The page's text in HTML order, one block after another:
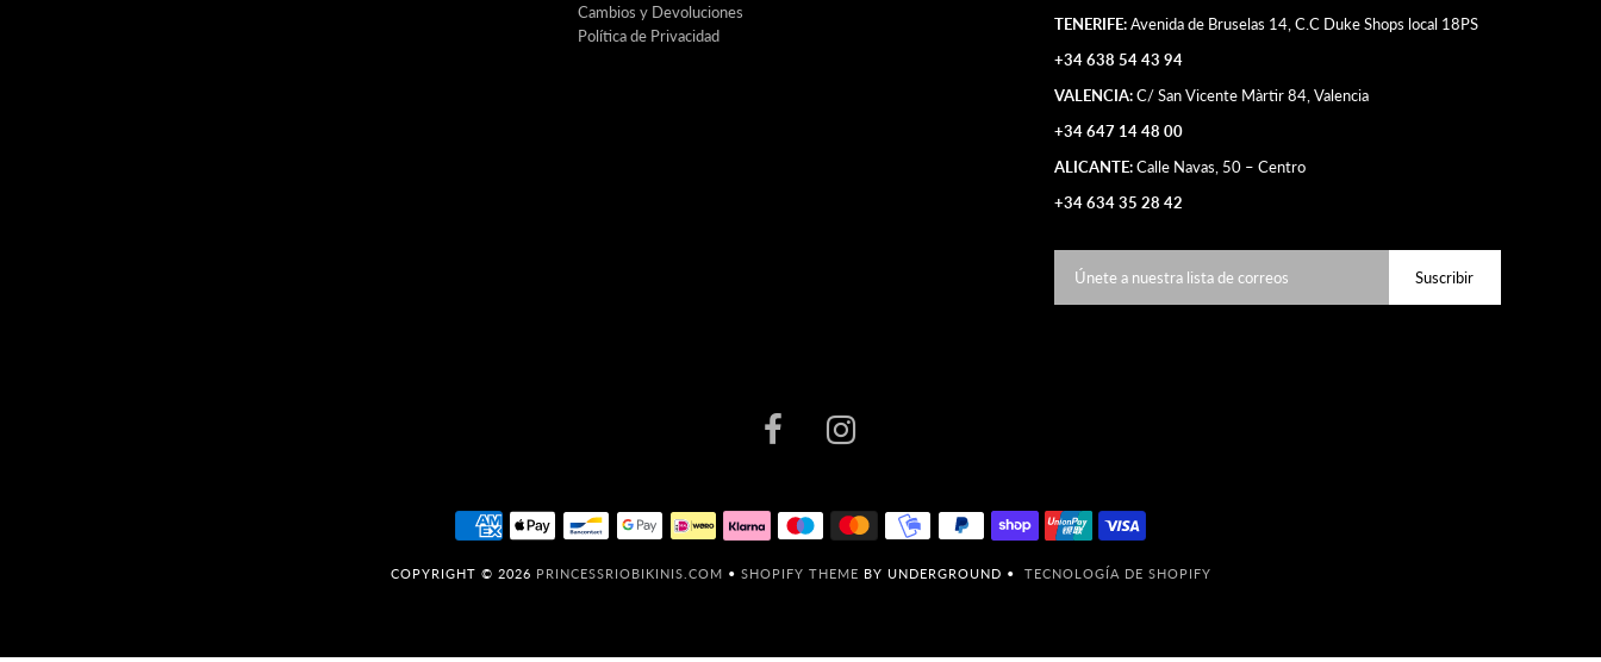
Cambios y Devoluciones
Política de Privacidad
TENERIFE:Avenida de Bruselas 14, C.C Duke Shops local 18PS
+34 638 54 43 94
VALENCIA:C/ San Vicente Màrtir 84, Valencia
+34 647 14 48 00
ALICANTE:Calle Navas, 50 – Centro
+34 634 35 28 42
COPYRIGHT © 2026 PRINCESSRIOBIKINIS.COM • SHOPIFY THEME BY UNDERGROUND • TECNOLOGÍA DE SHOPIFY